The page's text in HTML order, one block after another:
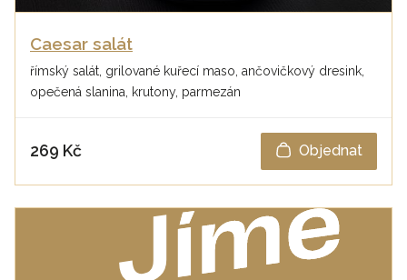
Caesar salát
římský salát, grilované kuřecí maso, ančovičkový dresink,
opečená slanina, krutony, parmezán
269 Kč Objednat